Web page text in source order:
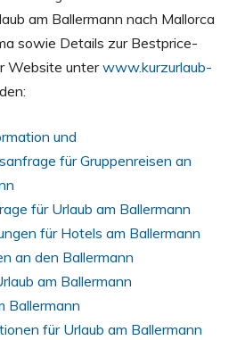
am Ballermann nach Mallorca
sowie Details zur Bestprice-
Website unterwww.kurzurlaub-
und
für Gruppenreisen an
für Urlaub am Ballermann
für Hotels am Ballermann
an den Ballermann
am Ballermann
Ballermann
für Urlaub am Ballermann